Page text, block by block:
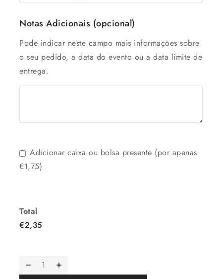
Notas Adicionais (opcional)
Pode indicar neste campo mais informações sobre
o seu pedido, a data do evento ou a data limite de
entrega.
Adicionar caixa ou bolsa presente (por apenas
€1,75)
Total
€2,35